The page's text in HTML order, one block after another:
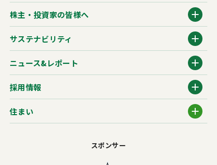
スポンサー
株主・投資家の皆様へ
サステナビリティ
ニュース&レポート
採用情報
住まい